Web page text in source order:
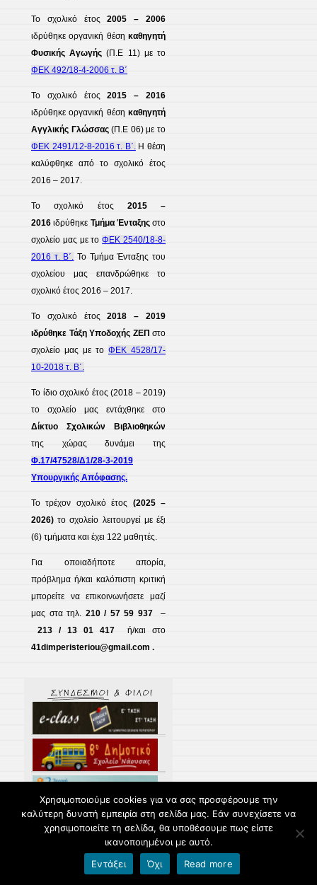
Το σχολικό έτος2005 – 2006
ιδρύθηκε οργανική θέση καθηγητή
Φυσικής Αγωγής (Π.Ε 11) με το
ΦΕΚ 492/18-4-2006 τ. Β΄
Το σχολικό έτος2015 – 2016
ιδρύθηκε οργανική θέση καθηγητή
Αγγλικής Γλώσσας(Π.Ε 06) με το
ΦΕΚ 2491/12-8-2016 τ. Β΄.Η θέση
καλύφθηκε από το σχολικό έτος
2016 – 2017.
Το σχολικό έτος 2015 –
2016 ιδρύθηκε Τμήμα Ένταξηςστο
σχολείο μας με τοΦΕΚ 2540/18-8-
2016 τ. Β΄. Το Τμήμα Ένταξης του
σχολείου μας επανδρώθηκε το
σχολικό έτος 2016 – 2017.
Το σχολικό έτος2018 – 2019
ιδρύθηκε Τάξη Υποδοχής ΖΕΠ στο
σχολείο μας με το ΦΕΚ 4528/17-
10-2018 τ. Β΄.
Το ίδιο σχολικό έτος (2018 – 2019)
το σχολείο μας εντάχθηκε στο
Δίκτυο Σχολικών Βιβλιοθηκών
της χώρας δυνάμει της
Φ.17/47528/Δ1/28-3-2019
Υπουργικής Απόφασης.
Το τρέχον σχολικό έτος (2025 –
2026) το σχολείο λειτουργεί με έξι
(6) τμήματα και έχει 122 μαθητές.
Για οποιαδήποτε απορία,
πρόβλημα ή/και καλόπιστη κριτική
μπορείτε να επικοινωνήσετε μαζί
μας στα τηλ. 210 / 57 59 937–
213 / 13 01 417 ή/και στο
41dimperisteriou@gmail.com .
Χρησιμοποιούμε cookies για να σας προσφέρουμε την
καλύτερη δυνατή εμπειρία στη σελίδα μας. Εάν συνεχίσετε να
χρησιμοποιείτε τη σελίδα, θα υποθέσουμε πως είστε
ικανοποιημένοι με αυτό.
Εντάξει
Όχι Read more